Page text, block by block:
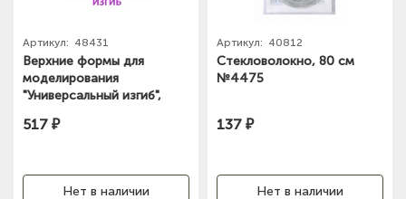
Артикул: 48431
Верхние формы для
моделирования
"Универсальный изгиб",
517 ₽
Нет в наличии
Артикул: 40812
Стекловолокно, 80 см
№4475
137 ₽
Нет в наличии